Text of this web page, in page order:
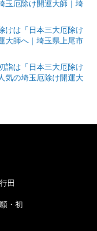
玉厄除け開運大師｜埼
けは「日本三大厄除け
大師へ｜埼玉県上尾市
詣は「日本三大厄除け
気の埼玉厄除け開運大
田
・初